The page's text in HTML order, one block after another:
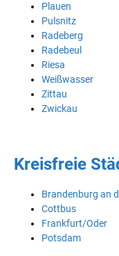
Plauen
Pulsnitz
Radeberg
Radebeul
Riesa
Weißwasser
Zittau
Zwickau
Kreisfreie
Brandenburg an
Cottbus
Frankfurt/Oder
Potsdam